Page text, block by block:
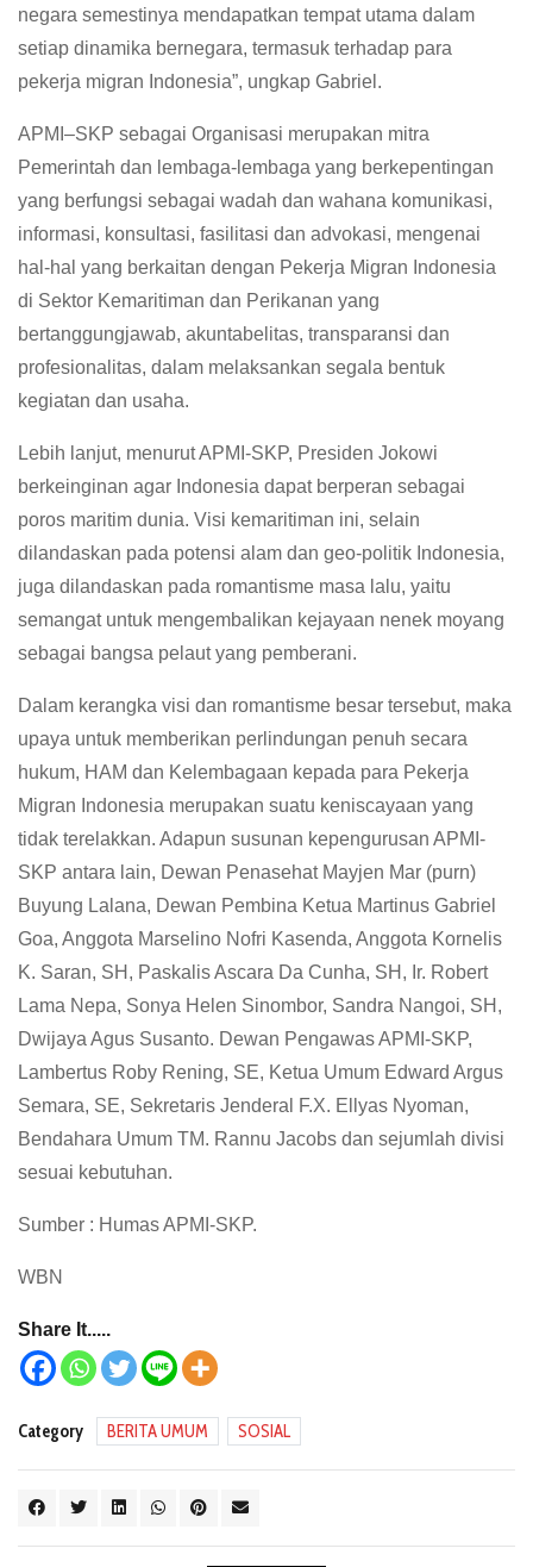
negara semestinya mendapatkan tempat utama dalam
setiap dinamika bernegara, termasuk terhadap para
pekerja migran Indonesia”, ungkap Gabriel.
APMI–SKP sebagai Organisasi merupakan mitra
Pemerintah dan lembaga-lembaga yang berkepentingan
yang berfungsi sebagai wadah dan wahana komunikasi,
informasi, konsultasi, fasilitasi dan advokasi, mengenai
hal-hal yang berkaitan dengan Pekerja Migran Indonesia
di Sektor Kemaritiman dan Perikanan yang
bertanggungjawab, akuntabelitas, transparansi dan
profesionalitas, dalam melaksankan segala bentuk
kegiatan dan usaha.
Lebih lanjut, menurut APMI-SKP, Presiden Jokowi
berkeinginan agar Indonesia dapat berperan sebagai
poros maritim dunia. Visi kemaritiman ini, selain
dilandaskan pada potensi alam dan geo-politik Indonesia,
juga dilandaskan pada romantisme masa lalu, yaitu
semangat untuk mengembalikan kejayaan nenek moyang
sebagai bangsa pelaut yang pemberani.
Dalam kerangka visi dan romantisme besar tersebut, maka
upaya untuk memberikan perlindungan penuh secara
hukum, HAM dan Kelembagaan kepada para Pekerja
Migran Indonesia merupakan suatu keniscayaan yang
tidak terelakkan. Adapun susunan kepengurusan APMI-
SKP antara lain, Dewan Penasehat Mayjen Mar (purn)
Buyung Lalana, Dewan Pembina Ketua Martinus Gabriel
Goa, Anggota Marselino Nofri Kasenda, Anggota Kornelis
K. Saran, SH, Paskalis Ascara Da Cunha, SH, Ir. Robert
Lama Nepa, Sonya Helen Sinombor, Sandra Nangoi, SH,
Dwijaya Agus Susanto. Dewan Pengawas APMI-SKP,
Lambertus Roby Rening, SE, Ketua Umum Edward Argus
Semara, SE, Sekretaris Jenderal F.X. Ellyas Nyoman,
Bendahara Umum TM. Rannu Jacobs dan sejumlah divisi
sesuai kebutuhan.
Sumber : Humas APMI-SKP.
WBN
Share It.....
Category BERITA UMUM SOSIAL